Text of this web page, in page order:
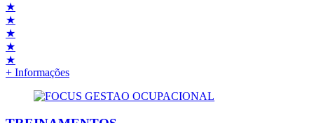
★
★
★
★
★
+ Informações